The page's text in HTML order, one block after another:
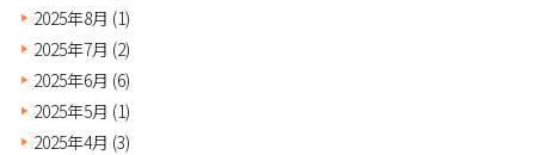
2025年8月 (1)
2025年7月 (2)
2025年6月 (6)
2025年5月 (1)
2025年4月 (3)